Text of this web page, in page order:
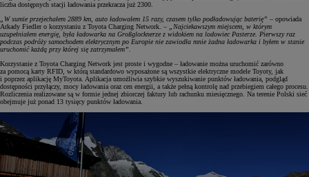
liczba dostępnych stacji ładowania przekracza już 2300.
„W sumie przejechałem 2889 km, auto ładowałem 15 razy, czasem tylko podładowując baterię” – opowiada
Arkady Fiedler o korzystaniu z Toyota Charging Network. –
„Najciekawszym miejscem, w którym
uzupełniałem energię, była ładowarka na Großglocknerze z widokiem na lodowiec Pasterze. Pierwszy raz
podczas podróży samochodem elektrycznym po Europie nie zawiodła mnie żadna ładowarka i byłem w stanie
uruchomić każdą przy której się zatrzymałem”.
Korzystanie z Toyota Charging Network jest proste i wygodne – ładowanie można uruchomić zarówno
za pomocą karty RFID, w którą standardowo wyposażone są wszystkie elektryczne modele Toyoty, jak
i poprzez aplikację MyToyota. Aplikacja umożliwia szybkie wyszukiwanie punktów ładowania, podgląd
dostępności przyłączy, mocy ładowania oraz cen energii, a także pełną kontrolę nad przebiegiem całego procesu.
Rozliczenia realizowane są w formie jednej zbiorczej faktury lub rachunku miesięcznego. Na terenie Polski sieć
obejmuje już ponad 13 tysięcy punktów ładowania.